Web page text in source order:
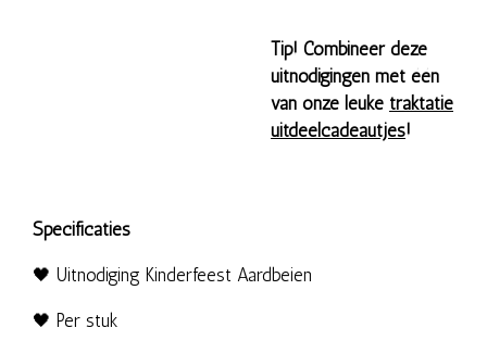
Tip! Combineer deze
uitnodigingen met één
van onze leuke traktatie
uitdeelcadeautjes!
Specificaties
🖤 Uitnodiging Kinderfeest Aardbeien
🖤 Per stuk